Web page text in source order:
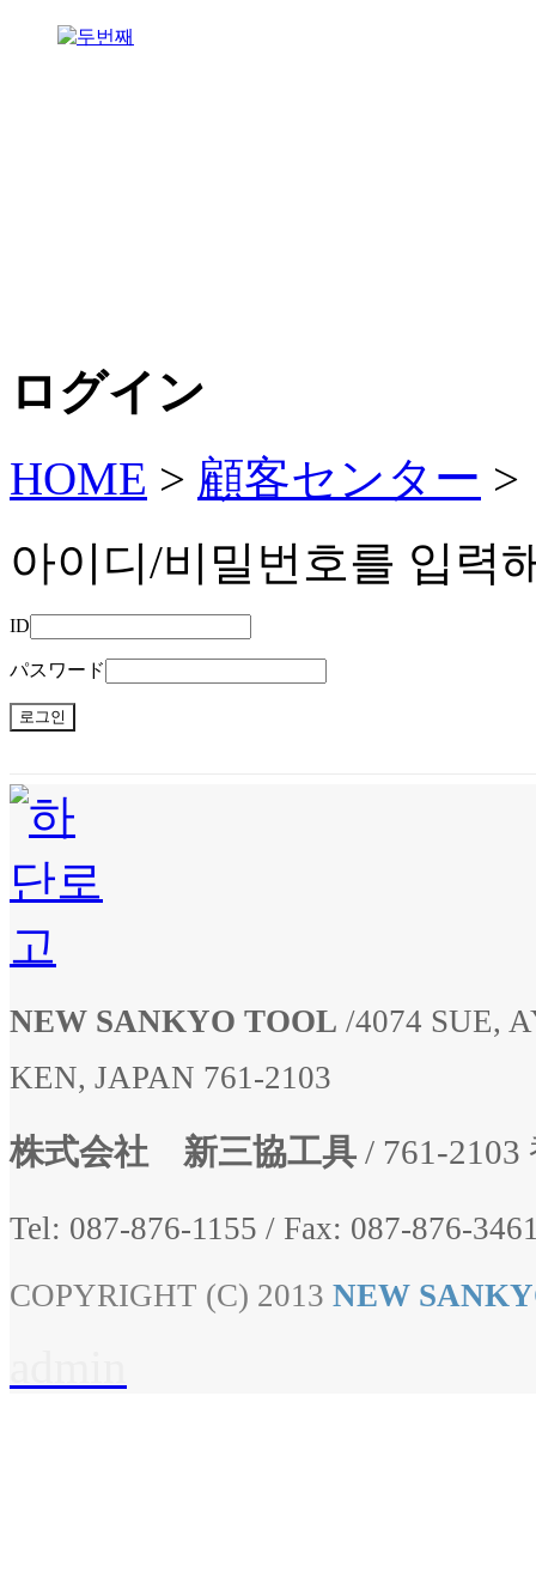
ログイン
HOME > 顧客センター >
아이디/비밀번호를 입력
ID
パスワード
NEW SANKYO TOOL /4074 SUE,
KEN, JAPAN 761-2103
株式会社 新三協工具 / 761-
Tel: 087-876-1155 / Fax: 087-876-
COPYRIGHT (C) 2013 NEW